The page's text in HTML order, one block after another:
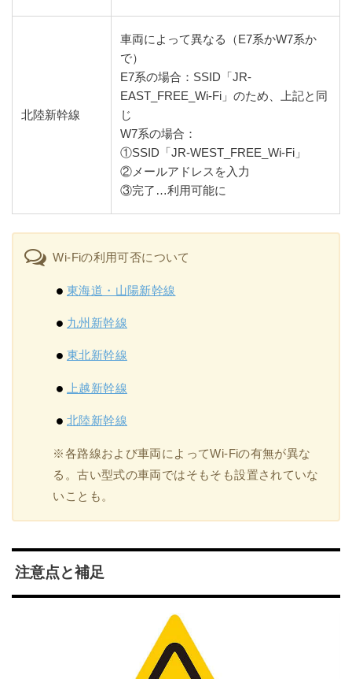
北陸新幹線
車両によって異なる（E7系かW7系か
で）
E7系の場合：SSID「JR-
EAST_FREE_Wi-Fi」のため、上記と同
じ
W7系の場合：
①SSID「JR-WEST_FREE_Wi-Fi」
②メールアドレスを入力
③完了…利用可能に
Wi-Fiの利用可否について
東海道・山陽新幹線
九州新幹線
東北新幹線
上越新幹線
北陸新幹線
※各路線および車両によってWi-Fiの有無が異な
る。古い型式の車両ではそもそも設置されていな
いことも。
注意点と補足